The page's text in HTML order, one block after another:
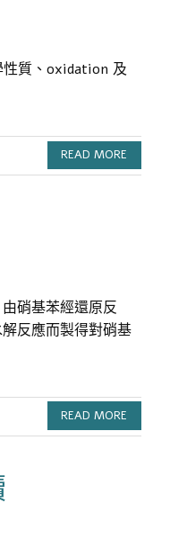
性質、oxidation 及
READ MORE
硝基苯經還原反
反應而製得對硝基
READ MORE